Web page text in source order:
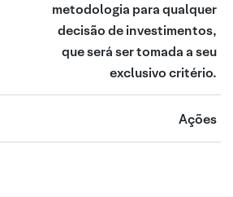
metodologia para qualquer
decisão de investimentos,
que será ser tomada a seu
exclusivo critério.
Ações